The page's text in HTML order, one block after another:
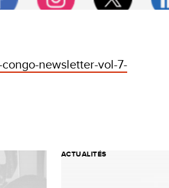
newsletter-vol-7-
ACTUALITÉS